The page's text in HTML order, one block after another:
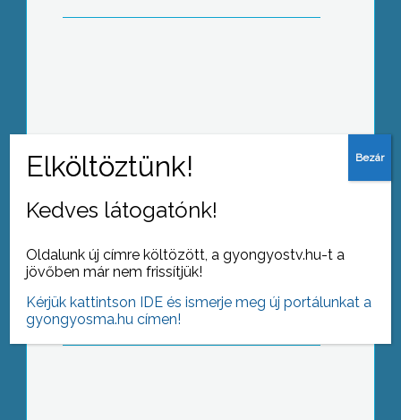
Több mint 10. éve a Bene Nyugdíjas
Egylet hölgy tagjai is megemlékeznek
Kedves látogatónk!
Oldalunk új címre költözött, a gyongyostv.hu-t a
jövőben már nem frissítjük!
Kérjük kattintson IDE és ismerje meg új portálunkat a
gyongyosma.hu címen!